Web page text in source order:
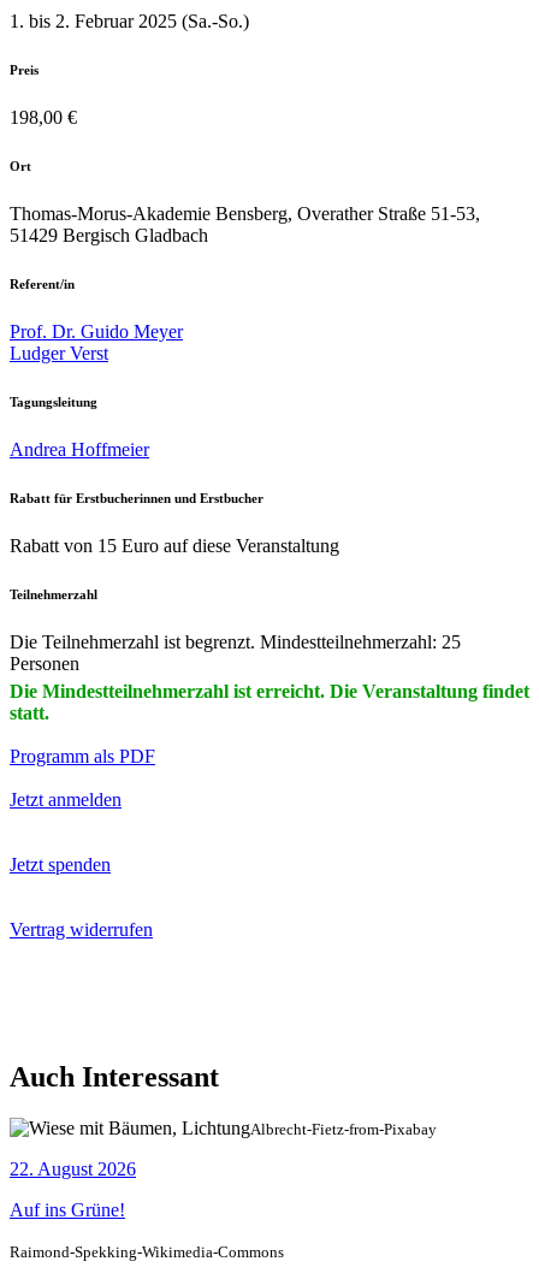
1. bis 2. Februar 2025 (Sa.-So.)
Preis
198,00 €
Ort
Thomas-Morus-Akademie Bensberg, Overather Straße 51-53,
51429 Bergisch Gladbach
Referent/in
Prof. Dr. Guido Meyer
Ludger Verst
Tagungsleitung
Andrea Hoffmeier
Rabatt für Erstbucherinnen und Erstbucher
Rabatt von 15 Euro auf diese Veranstaltung
Teilnehmerzahl
Die Teilnehmerzahl ist begrenzt. Mindestteilnehmerzahl: 25
Personen
Die Mindestteilnehmerzahl ist erreicht. Die Veranstaltung findet
statt.
Programm als PDF
Jetzt anmelden
Jetzt spenden
Vertrag widerrufen
Auch Interessant
Albrecht-Fietz-from-Pixabay
22. August 2026
Auf ins Grüne!
Raimond-Spekking-Wikimedia-Commons